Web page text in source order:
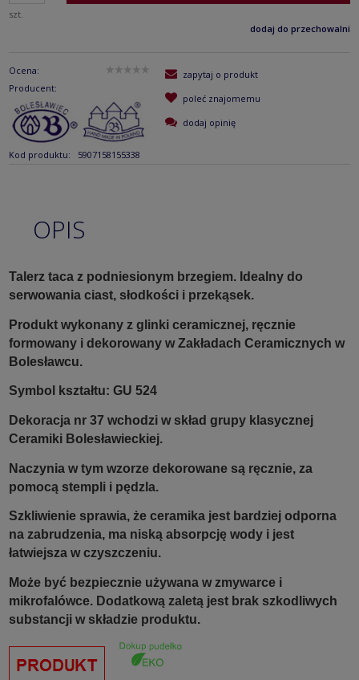
szt.
dodaj do przechowalni
Ocena:
Producent:
Kod produktu: 5907158155338
zapytaj o produkt
poleć znajomemu
dodaj opinię
OPIS
Talerz taca z podniesionym brzegiem. Idealny do
serwowania ciast, słodkości i przekąsek.
Produkt wykonany z glinki ceramicznej, ręcznie
formowany i dekorowany w Zakładach Ceramicznych w
Bolesławcu.
Symbol kształtu: GU 524
Dekoracja nr 37 wchodzi w skład grupy klasycznej
Ceramiki Bolesławieckiej.
Naczynia w tym wzorze dekorowane są ręcznie, za
pomocą stempli i pędzla.
Szkliwienie sprawia, że ceramika jest bardziej odporna
na zabrudzenia, ma niską absorpcję wody i jest
łatwiejsza w czyszczeniu.
Może być bezpiecznie używana w zmywarce i
mikrofalówce. Dodatkową zaletą jest brak szkodliwych
substancji w składzie produktu.